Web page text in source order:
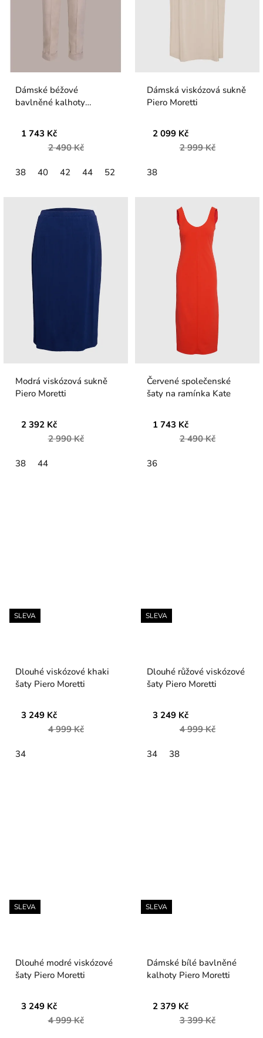
Dámské béžové
bavlněné kalhoty
1 743 Kč
2 490 Kč
38 40 42 44 52
Dámská viskózová sukně
Piero Moretti
2 099 Kč
2 999 Kč
38
Modrá viskózová sukně
Piero Moretti
2 392 Kč
2 990 Kč
38 44
Červené společenské
šaty na ramínka Kate
1 743 Kč
2 490 Kč
36
SLEVA
Dlouhé viskózové khaki
šaty Piero Moretti
3 249 Kč
4 999 Kč
34
SLEVA
Dlouhé růžové viskózové
šaty Piero Moretti
3 249 Kč
4 999 Kč
34 38
SLEVA
Dlouhé modré viskózové
šaty Piero Moretti
3 249 Kč
4 999 Kč
SLEVA
Dámské bílé bavlněné
kalhoty Piero Moretti
2 379 Kč
3 399 Kč